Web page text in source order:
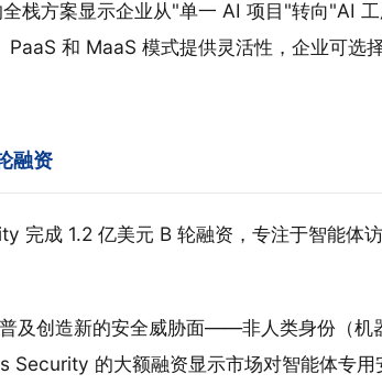
栈方案显示企业从"单一 AI 项目"转向"AI
和 MaaS 模式提供灵活性，企业可选
融资
完成 1.2 亿美元 B 轮融资，专注于智能体
及创造新的安全威胁面——非人类身份（机
Security 的大额融资显示市场对智能体专用